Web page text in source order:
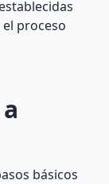
proceso
básicos